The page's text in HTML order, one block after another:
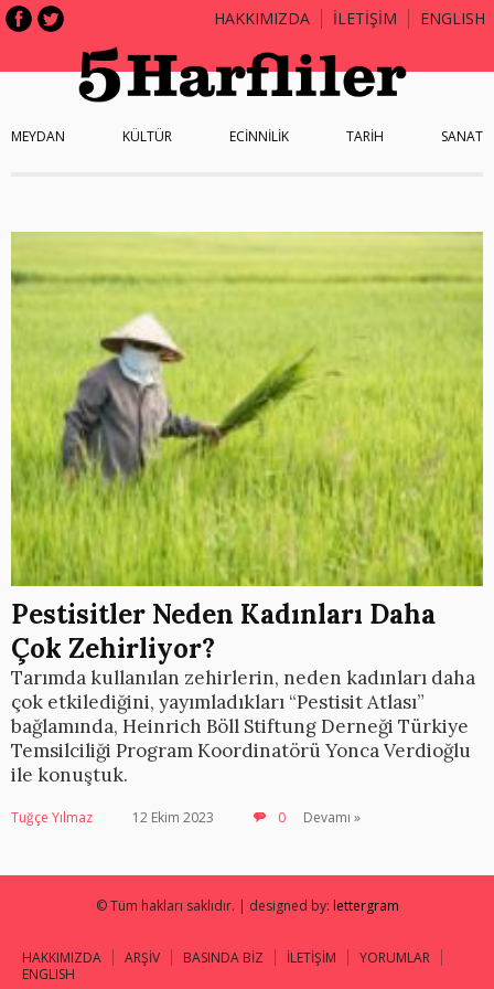
HAKKIMIZDA İLETİŞİM ENGLISH
MEYDAN KÜLTÜR ECİNNİLİK TARİH SANAT
Pestisitler Neden Kadınları Daha
Çok Zehirliyor?
Tarımda kullanılan zehirlerin, neden kadınları daha
çok etkilediğini, yayımladıkları “Pestisit Atlası”
bağlamında, Heinrich Böll Stiftung Derneği Türkiye
Temsilciliği Program Koordinatörü Yonca Verdioğlu
ile konuştuk.
Tuğçe Yılmaz 12 Ekim 2023 0 Devamı »
© Tüm hakları saklıdır. | designed by: lettergram
HAKKIMIZDA ARŞİV BASINDA BİZ İLETİŞİM
YORUMLAR
ENGLISH